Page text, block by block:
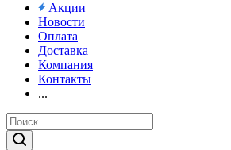
Акции
Новости
Оплата
Доставка
Компания
Контакты
...